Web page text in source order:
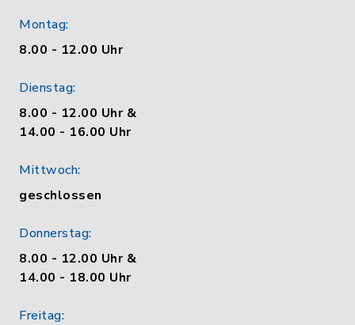
Montag:
8.00 - 12.00 Uhr
Dienstag:
8.00 - 12.00 Uhr &
14.00 - 16.00 Uhr
Mittwoch:
geschlossen
Donnerstag:
8.00 - 12.00 Uhr &
14.00 - 18.00 Uhr
Freitag: